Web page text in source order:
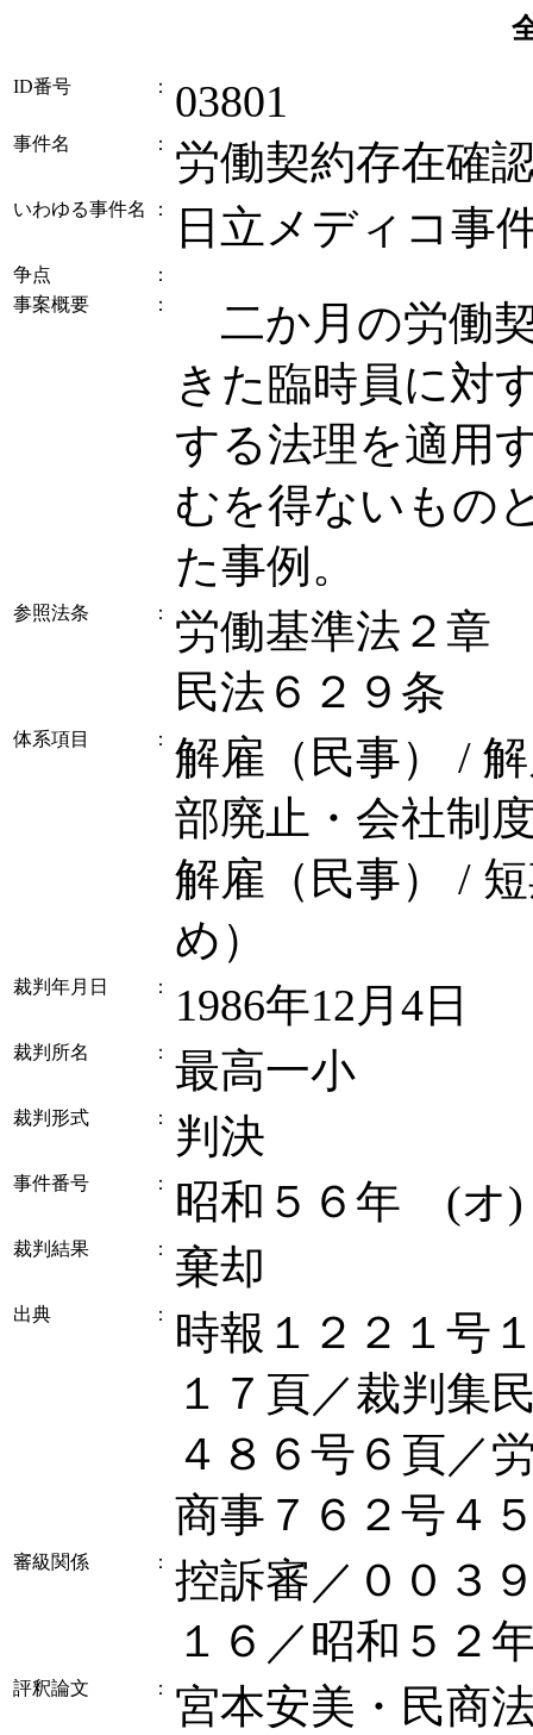
ID番号 ： 03801
事件名 ： 労働契約存在確
いわゆる事件名 ： 日立メディコ事
争点
：
事案概要
：
二か月の労働
きた臨時員に対
する法理を適用
むを得ないもの
た事例。
参照法条 ：
労働基準法２章
民法６２９条
体系項目 ：
解雇（民事） /
部廃止・会社制
解雇（民事） /
め）
裁判年月日 ： 1986年12月4日
裁判所名 ： 最高一小
裁判形式 ： 判決
事件番号 ： 昭和５６年 (
裁判結果 ： 棄却
出典 ：
時報１２２１号
１７頁／裁判集
４８６号６頁／
商事７６２号４
審級関係 ：
控訴審／００３
１６／昭和５２
評釈論文 ：
宮本安美・民商